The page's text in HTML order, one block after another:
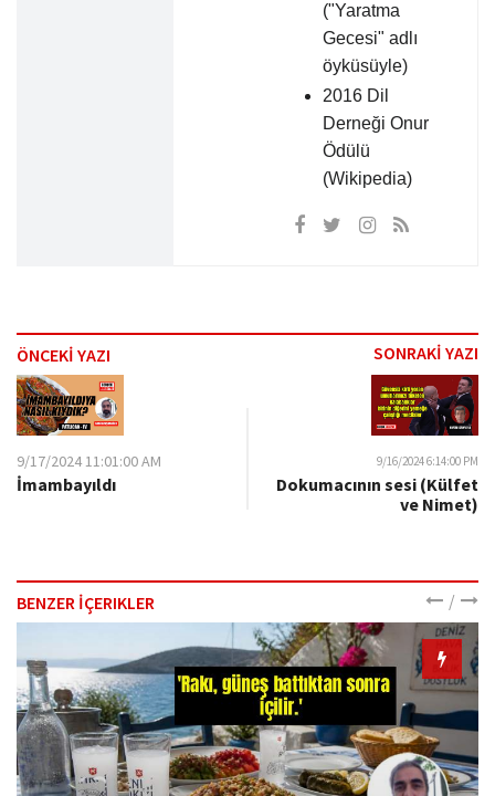
("Yaratma
Gecesi" adlı
öyküsüyle)
2016 Dil
Derneği Onur
Ödülü
(Wikipedia)
ÖNCEKİ YAZI SONRAKİ YAZI
9/17/2024 11:01:00 AM
İmambayıldı
9/16/2024 6:14:00 PM
Dokumacının sesi (Külfet
ve Nimet)
BENZER İÇERIKLER /